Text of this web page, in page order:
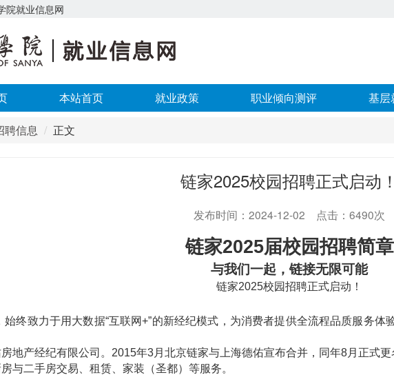
院就业信息网
本站首页 就业政策 职业倾向测评 基层
聘信息 正文
链家2025校园招聘正式启动！
发布时间：2024-12-02 点击：6490次
链家2025届校园招聘简章
与我们一起，链接无限可能
链家2025校园招聘正式启动！
始终致力于用大数据“互联网+”的新经纪模式，为消费者提供全流程品质服务
地产经纪有限公司。 2015年3月北京链家与上海德佑宣布合并，同年8月正式
与二手房交易、租赁、家装（圣都）等服务。